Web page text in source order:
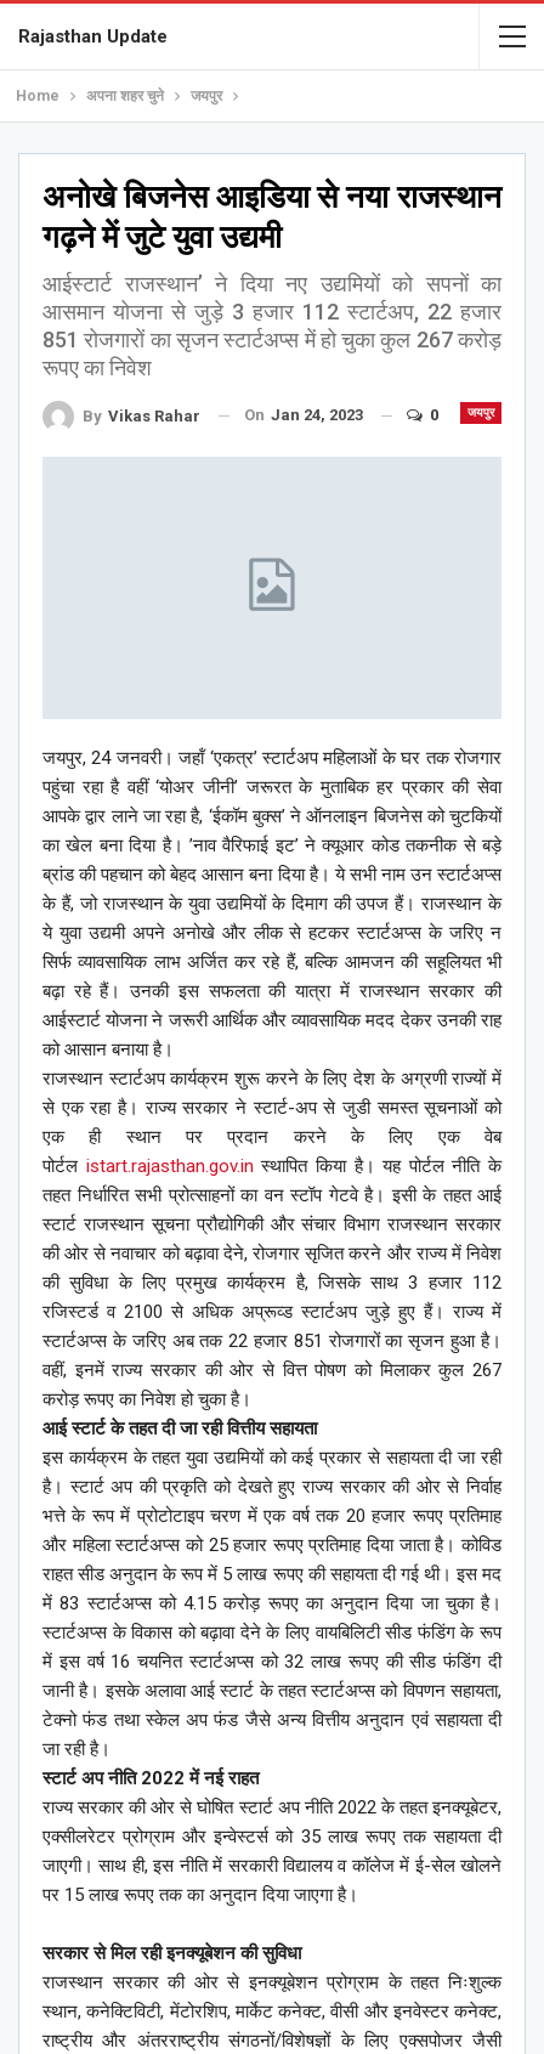
Rajasthan Update
Home अपना शहर चुने जयपुर
अनोखे बिजनेस आइडिया से नया राजस्थान
गढ़ने में जुटे युवा उद्यमी
आईस्टार्ट राजस्थान’ ने दिया नए उद्यमियों को सपनों का
आसमान योजना से जुड़े 3 हजार 112 स्टार्टअप, 22 हजार
851 रोजगारों का सृजन स्टार्टअप्स में हो चुका कुल 267 करोड़
रूपए का निवेश
जयपुर
By Vikas Rahar On Jan 24, 2023 0
जयपुर, 24 जनवरी। जहॉं ‘एकत्र’ स्टार्टअप महिलाओं के घर तक रोजगार
पहुंचा रहा है वहीं ‘योअर जीनी’ जरूरत के मुताबिक हर प्रकार की सेवा
आपके द्वार लाने जा रहा है, ‘ईकॉम बुक्स’ ने ऑनलाइन बिजनेस को चुटकियों
का खेल बना दिया है। ’नाव वैरिफाई इट’ ने क्यूआर कोड तकनीक से बड़े
ब्रांड की पहचान को बेहद आसान बना दिया है। ये सभी नाम उन स्टार्टअप्स
के हैं, जो राजस्थान के युवा उद्यमियों के दिमाग की उपज हैं। राजस्थान के
ये युवा उद्यमी अपने अनोखे और लीक से हटकर स्टार्टअप्स के जरिए न
सिर्फ व्यावसायिक लाभ अर्जित कर रहे हैं, बल्कि आमजन की सहूलियत भी
बढ़ा रहे हैं। उनकी इस सफलता की यात्रा में राजस्थान सरकार की
आईस्टार्ट योजना ने जरूरी आर्थिक और व्यावसायिक मदद देकर उनकी राह
को आसान बनाया है।
राजस्थान स्टार्टअप कार्यक्रम शुरू करने के लिए देश के अग्रणी राज्यों में
से एक रहा है। राज्य सरकार ने स्टार्ट-अप से जुडी समस्त सूचनाओं को
एक ही स्थान पर प्रदान करने के लिए एक वेब
पोर्टल istart.rajasthan.gov.in स्थापित किया है। यह पोर्टल नीति के
तहत निर्धारित सभी प्रोत्साहनों का वन स्टॉप गेटवे है। इसी के तहत आई
स्टार्ट राजस्थान सूचना प्रौद्योगिकी और संचार विभाग राजस्थान सरकार
की ओर से नवाचार को बढ़ावा देने, रोजगार सृजित करने और राज्य में निवेश
की सुविधा के लिए प्रमुख कार्यक्रम है, जिसके साथ 3 हजार 112
रजिस्टर्ड व 2100 से अधिक अप्रूव्ड स्टार्टअप जुड़े हुए हैं। राज्य में
स्टार्टअप्स के जरिए अब तक 22 हजार 851 रोजगारों का सृजन हुआ है।
वहीं, इनमें राज्य सरकार की ओर से वित्त पोषण को मिलाकर कुल 267
करोड़ रूपए का निवेश हो चुका है।
आई स्टार्ट के तहत दी जा रही वित्तीय सहायता
इस कार्यक्रम के तहत युवा उद्यमियों को कई प्रकार से सहायता दी जा रही
है। स्टार्ट अप की प्रकृति को देखते हुए राज्य सरकार की ओर से निर्वाह
भत्ते के रूप में प्रोटोटाइप चरण में एक वर्ष तक 20 हजार रूपए प्रतिमाह
और महिला स्टार्टअप्स को 25 हजार रूपए प्रतिमाह दिया जाता है। कोविड
राहत सीड अनुदान के रूप में 5 लाख रूपए की सहायता दी गई थी। इस मद
में 83 स्टार्टअप्स को 4.15 करोड़ रूपए का अनुदान दिया जा चुका है।
स्टार्टअप्स के विकास को बढ़ावा देने के लिए वायबिलिटी सीड फंडिंग के रूप
में इस वर्ष 16 चयनित स्टार्टअप्स को 32 लाख रूपए की सीड फंडिंग दी
जानी है। इसके अलावा आई स्टार्ट के तहत स्टार्टअप्स को विपणन सहायता,
टेक्नो फंड तथा स्केल अप फंड जैसे अन्य वित्तीय अनुदान एवं सहायता दी
जा रही है।
स्टार्ट अप नीति 2022 में नई राहत
राज्य सरकार की ओर से घोषित स्टार्ट अप नीति 2022 के तहत इनक्यूबेटर,
एक्सीलरेटर प्रोग्राम और इन्वेस्टर्स को 35 लाख रूपए तक सहायता दी
जाएगी। साथ ही, इस नीति में सरकारी विद्यालय व कॉलेज में ई-सेल खोलने
पर 15 लाख रूपए तक का अनुदान दिया जाएगा है।
सरकार से मिल रही इनक्यूबेशन की सुविधा
राजस्थान सरकार की ओर से इनक्यूबेशन प्रोग्राम के तहत निःशुल्क
स्थान, कनेक्टिविटी, मेंटोरशिप, मार्केट कनेक्ट, वीसी और इनवेस्टर कनेक्ट,
राष्ट्रीय और अंतरराष्ट्रीय संगठनों/विशेषज्ञों के लिए एक्सपोजर जैसी